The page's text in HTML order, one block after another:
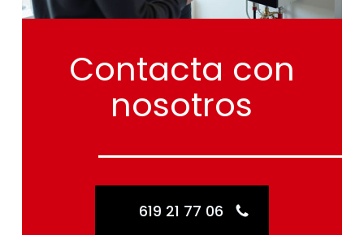
Contacta con
nosotros
619 21 77 06